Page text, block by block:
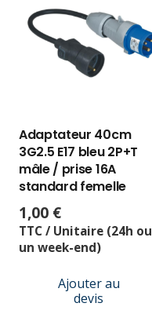
Adaptateur 40cm
3G2.5 E17 bleu 2P+T
mâle / prise 16A
standard femelle
1,00 €
TTC / Unitaire (24h ou
un week-end)
Ajouter au
devis